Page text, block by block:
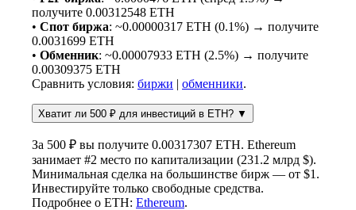
получите 0.00312548 ETH
• Спот биржа: ~0.00000317 ETH (0.1%) → получите
0.0031699 ETH
• Обменник: ~0.00007933 ETH (2.5%) → получите
0.00309375 ETH
Сравнить условия: биржи | обменники.
Хватит ли 500 ₽ для инвестиций в ETH? ▼
За 500 ₽ вы получите 0.00317307 ETH. Ethereum
занимает #2 место по капитализации (231.2 млрд $).
Минимальная сделка на большинстве бирж — от $1.
Инвестируйте только свободные средства.
Подробнее о ETH: Ethereum.